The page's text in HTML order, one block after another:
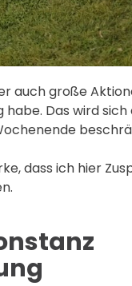
auch große
Das wird sich
dass ich hier